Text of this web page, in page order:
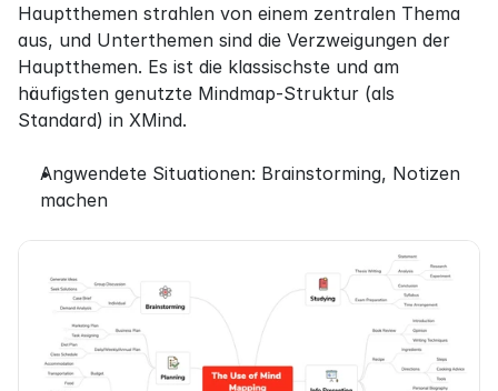
Hauptthemen strahlen von einem zentralen Thema
aus, und Unterthemen sind die Verzweigungen der
Hauptthemen. Es ist die klassischste und am
häufigsten genutzte Mindmap-Struktur (als
Standard) in XMind.
Angwendete Situationen: Brainstorming, Notizen
machen